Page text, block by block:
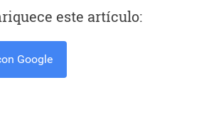
este artículo:
Google